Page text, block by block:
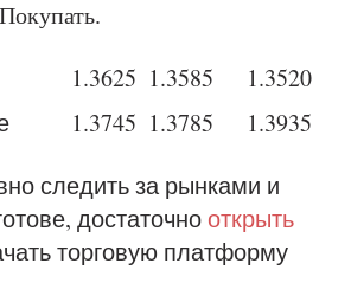
Покупать.
1.3625 1.3585 1.3520
1.3745 1.3785 1.3935
следить за рынками и
достаточнооткрыть
торговую платформу